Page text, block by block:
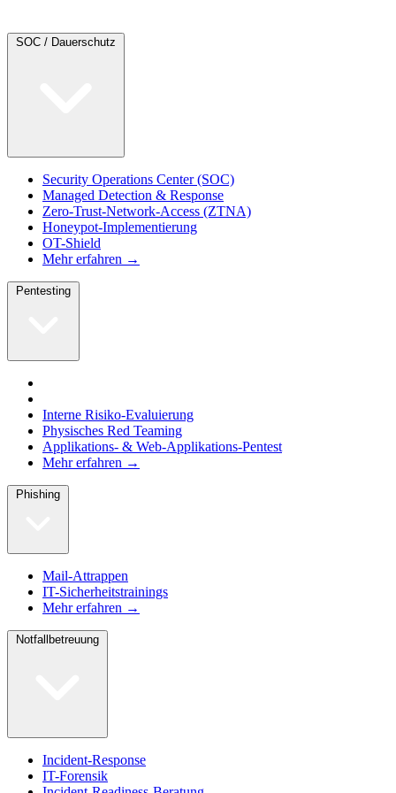
Security Operations Center (SOC)
Managed Detection & Response
Zero-Trust-Network-Access (ZTNA)
Honeypot-Implementierung
OT-Shield
Mehr erfahren →
Interne Risiko-Evaluierung
Physisches Red Teaming
Applikations- & Web-Applikations-Pentest
Mehr erfahren →
Mail-Attrappen
IT-Sicherheitstrainings
Mehr erfahren →
Incident-Response
IT-Forensik